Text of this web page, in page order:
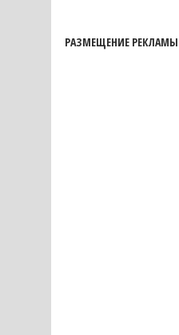
РАЗМЕЩЕНИЕ РЕКЛАМЫ